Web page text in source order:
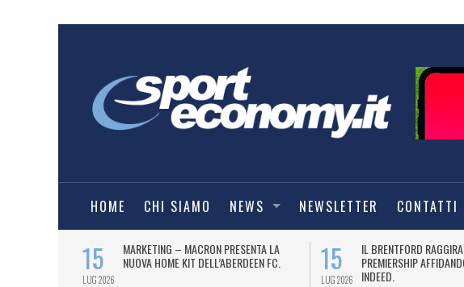
HOME CHI SIAMO NEWS NEWSLETTER CONTATTI
15
LUG 2026
MARKETING – MACRON PRESENTA LA
NUOVA HOME KIT DELL’ABERDEEN FC.
15
LUG 2026
IL BRENTFORD
PREMIERSHIP
INDEED.